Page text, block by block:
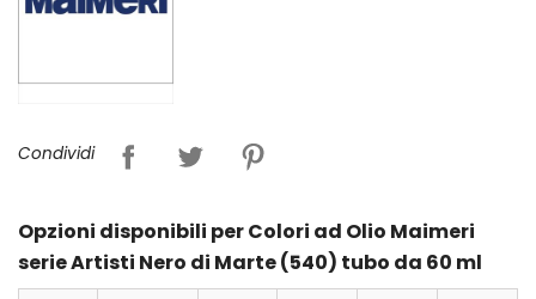
Condividi
Opzioni disponibili per Colori ad Olio Maimeri
serie Artisti Nero di Marte (540) tubo da 60 ml